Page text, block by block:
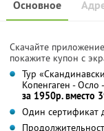
Основное
Скачайте
покажите купон с
Тур
Копенгаген -
за 1950р. вместо
Один сертификат